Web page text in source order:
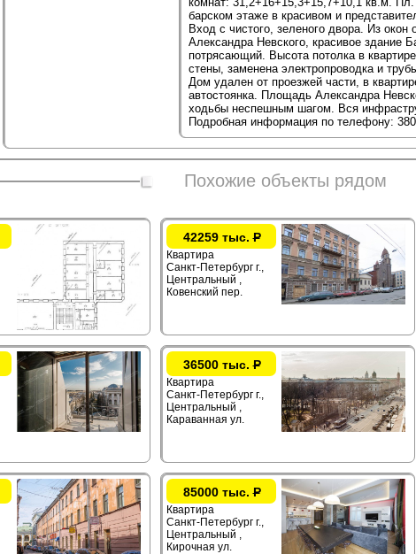
барском этаже в красивом и
Вход с чистого, зеленого двора. Из
Александра Невского, красивое здание
потрясающий. Высота потолка в
стены, заменена электропроводка и
Дом удален от проезжей части, в
автостоянка. Площадь Александра
ходьбы неспешным шагом. Вся
Подробная информация по телефону:
Похожие объекты рядом
42259 тыс.Р
Квартира
Санкт-Петербург г.,
Центральный ,
Ковенский пер.
36500 тыс.Р
Квартира
Санкт-Петербург г.,
Центральный ,
Караванная ул.
85000 тыс.Р
Квартира
Санкт-Петербург г.,
Центральный ,
Кирочная ул.